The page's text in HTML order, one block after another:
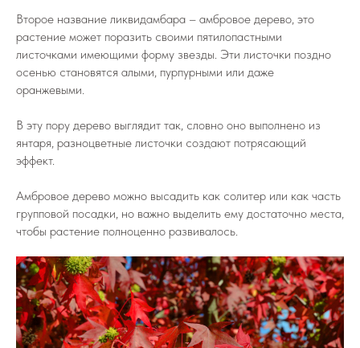
Второе название ликвидамбара – амбровое дерево, это
растение может поразить своими пятилопастными
листочками имеющими форму звезды. Эти листочки поздно
осенью становятся алыми, пурпурными или даже
оранжевыми.
В эту пору дерево выглядит так, словно оно выполнено из
янтаря, разноцветные листочки создают потрясающий
эффект.
Амбровое дерево можно высадить как солитер или как часть
групповой посадки, но важно выделить ему достаточно места,
чтобы растение полноценно развивалось.